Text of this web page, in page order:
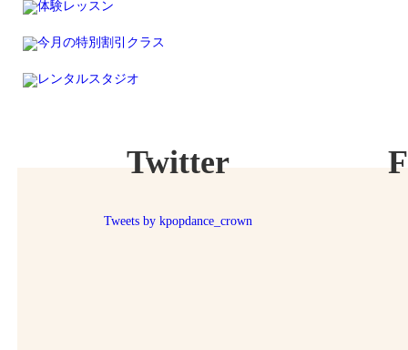
Twitter
Tweets by kpopdance_crown